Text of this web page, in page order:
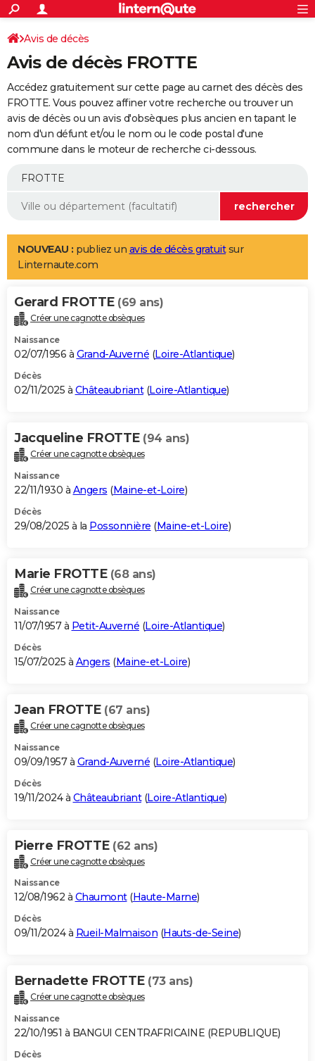
ACTUALITÉS
Politique
Société
Faits Divers
Education
Monde
Villes
+
SPORT
Coupe du monde 2026
Football
Tennis
Cyclisme
Rugby
Forum
Programme TV
TNT
Streaming
Cinéma
Sorties cinéma
Musique
+
FINANCE
Retraite
Epargne
Immobilier
Risques naturels par ville
Banque
Assurance
AUTO
Essais
Réserver un essai
Citadines
Berlines
SUV
Forum auto
+
Mobiles
Meilleur smartphone
Internet
Ordinateurs
Jeux vidéo
Guide high-tech
Aménagement intérieur
LIFESTYLE
Art de vivre
Bien-être
Loisirs
Mode
Modes de vie
Alimentation
Guide de la santé
Maladies
Médicaments
Sommeil
VOYAGE
Destinations
City break
Voyage nature
Voyage de noces
Forum
Climat
+PHOTO
GUIDES D'ACHAT
BONS PLANS
Carte de Noël
Carte Bonne année
Carte Saint-Valentin
Carte Pâques
Carte d'anniversaire
DICTIONNAIRE
Dictionnaire
Biographies
Citations
Expressions
Proverbes
PROGRAMME TV
S'inscrire
Se connecter
Lycées
Collèges
Primaires
Universités
Entreprises
Service militaire
Avis de recherche
AVIS DE DÉCÈS
Bricolage
Lifestyle
Culture
Sport
Auto
Television
Voyage
Cinema
Avis de décès
Avis de décès FROTTE
Accédez gratuitement sur cette page au carnet des décès des
FROTTE. Vous pouvez affiner votre recherche ou trouver un
avis de décès ou un avis d'obsèques plus ancien en tapant le
nom d'un défunt et/ou le nom ou le code postal d'une
commune dans le moteur de recherche ci-dessous.
NOUVEAU : publiez un avis de décès gratuitsur
Linternaute.com
Gerard FROTTE (69 ans)
Créer une cagnotte obsèques
Naissance
02/07/1956 à Grand-Auverné (Loire-Atlantique)
Décès
02/11/2025 à Châteaubriant(Loire-Atlantique)
Jacqueline FROTTE (94 ans)
Créer une cagnotte obsèques
Naissance
22/11/1930 à Angers (Maine-et-Loire)
Décès
29/08/2025 à la Possonnière (Maine-et-Loire)
Marie FROTTE (68 ans)
Créer une cagnotte obsèques
Naissance
11/07/1957 à Petit-Auverné (Loire-Atlantique)
Décès
15/07/2025 à Angers (Maine-et-Loire)
Jean FROTTE (67 ans)
Créer une cagnotte obsèques
Naissance
09/09/1957 à Grand-Auverné (Loire-Atlantique)
Décès
19/11/2024 à Châteaubriant(Loire-Atlantique)
Pierre FROTTE (62 ans)
Créer une cagnotte obsèques
Naissance
12/08/1962 à Chaumont(Haute-Marne)
Décès
09/11/2024 à Rueil-Malmaison (Hauts-de-Seine)
Bernadette FROTTE (73 ans)
Créer une cagnotte obsèques
Naissance
22/10/1951 à BANGUI CENTRAFRICAINE (REPUBLIQUE)
Décès